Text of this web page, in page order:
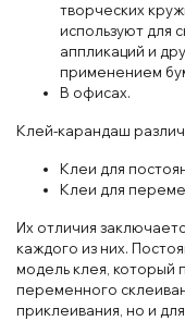
творческих
используют для
аппликаций и
применением
В офисах.
Клей-карандаш
Клеи для
Клеи для
Их отличия
каждого из них.
модель клея, который
переменного
приклеивания, но и